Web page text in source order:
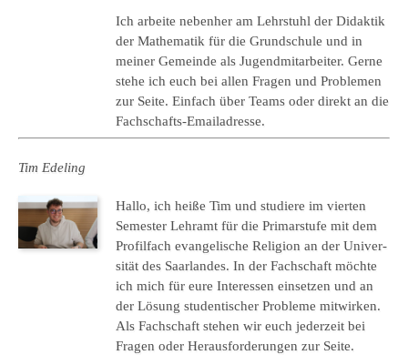
Ich arbei­te neben­her am Lehr­stuhl derDidak­tik
der Mathe­ma­tik für die Grund­schu­le und in
mei­ner Gemein­de als Jugend­mit­ar­bei­ter. Gerne
stehe ich euch bei allen Fra­gen und Pro­ble­men
zur Seite. Ein­fach über Teams oder direkt an die
Fach­schafts-Email­adres­se.
Tim Ede­ling
Hallo, ich heiße Tim und stu­die­re im vier­ten
Semes­ter Lehr­amt für die Pri­mar­stu­fe mit dem
Pro­fil­fach evan­ge­li­sche Reli­gi­on an der Uni­ver­
si­tät des Saar­lan­des. In der Fach­schaft möch­te
ich mich für eure Inter­es­sen ein­set­zen und an
der Lösung stu­den­ti­scher Pro­ble­me mit­wir­ken.
Als Fach­schaft ste­hen wir euch jeder­zeit bei
Fra­gen oder Her­aus­for­de­run­gen zur Seite.